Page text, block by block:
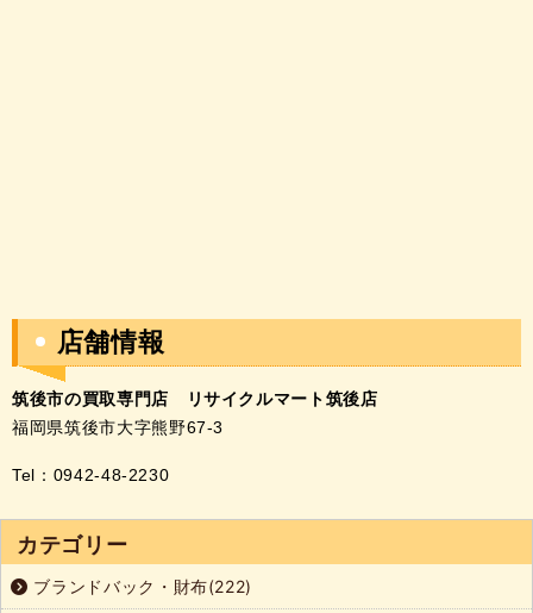
店舗情報
筑後市の買取専門店
リサイクルマート筑後店
福岡県筑後市大字熊野67-3
Tel：0942-48-2230
カテゴリー
ブランドバック・財布(222)